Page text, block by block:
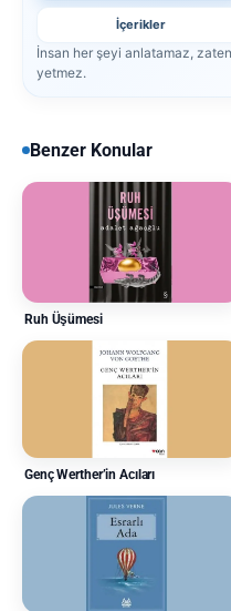
İçerikler
İnsan her şeyi anlatamaz,
yetmez.
Benzer Konular
Ruh Üşümesi
Genç Werther’in Acıları